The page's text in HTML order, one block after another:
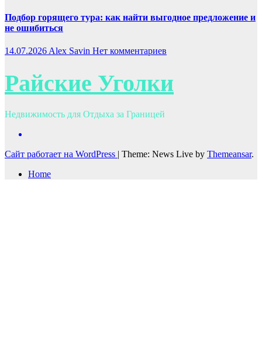
Подбор горящего тура: как найти выгодное предложение и
не ошибиться
14.07.2026 Alex Savin Нет комментариев
Райские Уголки
Недвижимость для Отдыха за Границей
Сайт работает на WordPress | Theme: News Live by Themeansar.
Home